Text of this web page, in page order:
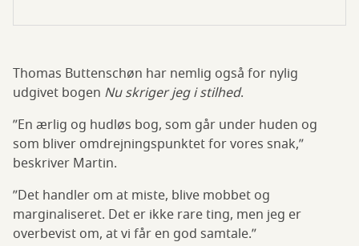
Thomas Buttenschøn har nemlig også for nylig
udgivet bogen Nu skriger jeg i stilhed.
”En ærlig og hudløs bog, som går under huden og
som bliver omdrejningspunktet for vores snak,”
beskriver Martin.
”Det handler om at miste, blive mobbet og
marginaliseret. Det er ikke rare ting, men jeg er
overbevist om, at vi får en god samtale.”